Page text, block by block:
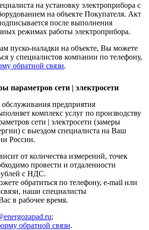
на установку электроприбора с
на объекте Покупателя. Акт
после выполнения
режимах работы электроприбора.
пуско-наладки на объекте, Вы можете
у специалистов компании по телефону,
обратной связи.
параметров сети | электросети
предприятия
комплекс услуг по производству
сети | электросети (замеры
с выездом специалиста на Ваш
России.
от количества измерений, точек
провести и отдаленности
с НДС.
обратиться по телефону, e-mail или
наши специалисты
в рабочее время.
;
обратной связи.